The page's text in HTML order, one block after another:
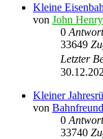
Kleine
von John Henry
0
33649
Letzter
Kleiner
von Bahnfreund
0
33740